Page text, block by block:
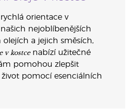
orientace v
nejoblíbenějších
olejích a jejich směsích,
v kostcenabízí užitečné
pomohou zlepšit
pomocí esenciálních